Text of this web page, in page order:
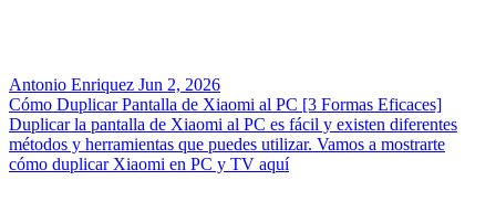
Antonio Enriquez Jun 2, 2026
Cómo Duplicar Pantalla de Xiaomi al PC [3 Formas Eficaces]
Duplicar la pantalla de Xiaomi al PC es fácil y existen diferentes
métodos y herramientas que puedes utilizar. Vamos a mostrarte
cómo duplicar Xiaomi en PC y TV aquí